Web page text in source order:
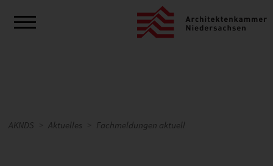
AKNDS Aktuelles Fachmeldungen aktuell